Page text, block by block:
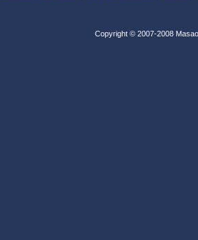
Copyright © 2007-2008